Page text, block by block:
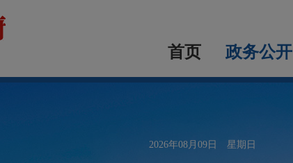
首页 政务公开
2026年08月09日 星期日